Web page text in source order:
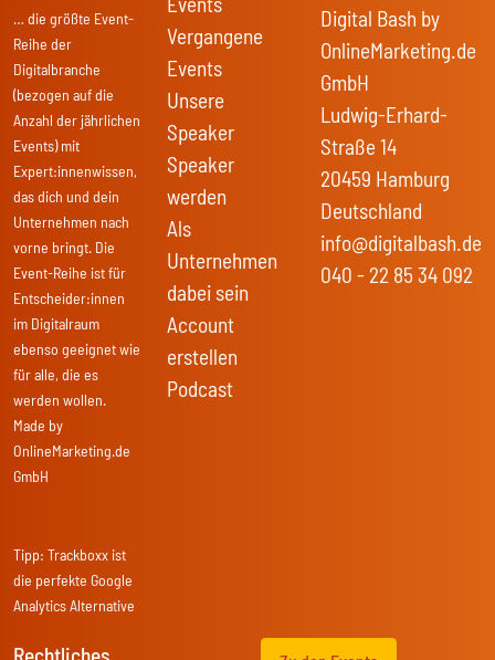
… die größte Event-
Reihe der
Digitalbranche
(bezogen auf die
Anzahl der jährlichen
Events) mit
Expert:innenwissen,
das dich und dein
Unternehmen nach
vorne bringt. Die
Event-Reihe ist für
Entscheider:innen
im Digitalraum
ebenso geeignet wie
für alle, die es
werden wollen.
Made by
OnlineMarketing.de
GmbH
Tipp: Trackboxx ist
die perfekte Google
Analytics Alternative
Vergangene
Events
Unsere
Speaker
Speaker
werden
Als
Unternehmen
dabei sein
Account
erstellen
Podcast
Digital Bash by
OnlineMarketing.de
GmbH
Ludwig-Erhard-
Straße 14
20459 Hamburg
Deutschland
info@digitalbash.de
040 - 22 85 34 092